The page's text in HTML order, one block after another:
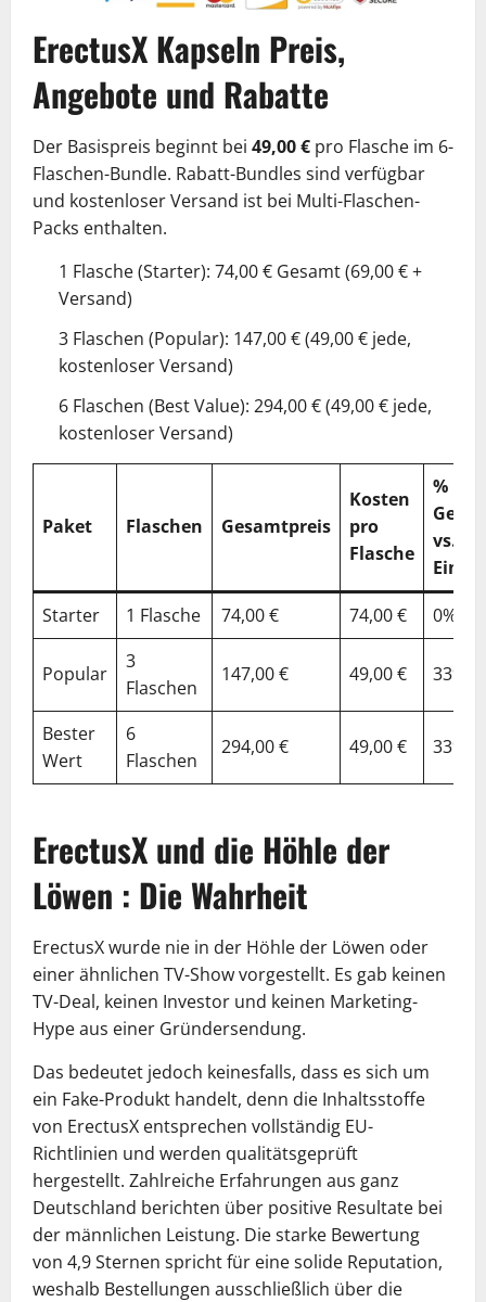
ErectusX Kapseln Preis,
Angebote und Rabatte
Der Basispreis beginnt bei 49,00 € pro Flasche im 6-
Flaschen-Bundle. Rabatt-Bundles sind verfügbar
und kostenloser Versand ist bei Multi-Flaschen-
Packs enthalten.
1 Flasche (Starter): 74,00 € Gesamt (69,00 € +
Versand)
3 Flaschen (Popular): 147,00 € (49,00 € jede,
kostenloser Versand)
6 Flaschen (Best Value): 294,00 € (49,00 € jede,
kostenloser Versand)
Paket Flaschen Gesamtpreis
Kosten
pro
Flasche
%
vs.
Einzel
Starter
1 Flasche 74,00 € 74,00 € 0%
Popular
3
Flaschen
147,00 € 49,00 € 33%
Bester
Wert
6
Flaschen
294,00 € 49,00 € 33%
ErectusX und die Höhle der
Löwen : Die Wahrheit
ErectusX wurde nie in der Höhle der Löwen oder
einer ähnlichen TV-Show vorgestellt. Es gab keinen
TV-Deal, keinen Investor und keinen Marketing-
Hype aus einer Gründersendung.
Das bedeutet jedoch keinesfalls, dass es sich um
ein Fake-Produkt handelt, denn die Inhaltsstoffe
von ErectusX entsprechen vollständig EU-
Richtlinien und werden qualitätsgeprüft
hergestellt. Zahlreiche Erfahrungen aus ganz
Deutschland berichten über positive Resultate bei
der männlichen Leistung. Die starke Bewertung
von 4,9 Sternen spricht für eine solide Reputation,
weshalb Bestellungen ausschließlich über die